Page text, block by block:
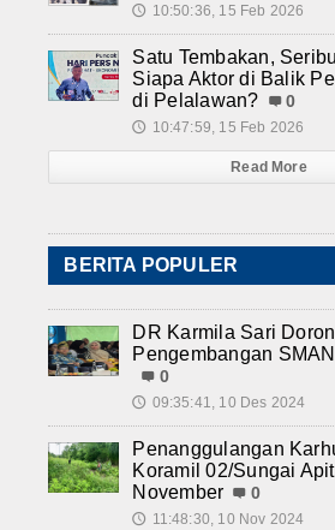
🕔 10:50:36, 15 Feb 2026
Satu Tembakan,
Siapa Aktor di Balik
di Pelalawan?
0
🕔 10:47:59, 15 Feb 2026
Read More
BERITA POPULER
DR Karmila Sari
Pengembangan
0
🕔 09:35:41, 10 Des 2024
Penanggulangan
Koramil 02/Sungai
November
0
🕔 11:48:30, 10 Nov 2024